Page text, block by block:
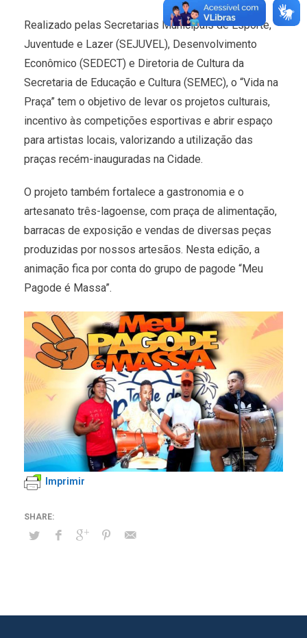
Realizado pelas Secretarias Municipais de Esporte,
Juventude e Lazer (SEJUVEL), Desenvolvimento
Econômico (SEDECT) e Diretoria de Cultura da
Secretaria de Educação e Cultura (SEMEC), o “Vida na
Praça” tem o objetivo de levar os projetos culturais,
incentivo às competições esportivas e abrir espaço
para artistas locais, valorizando a utilização das
praças recém-inauguradas na Cidade.
O projeto também fortalece a gastronomia e o
artesanato três-lagoense, com praça de alimentação,
barracas de exposição e vendas de diversas peças
produzidas por nossos artesãos. Nesta edição, a
animação fica por conta do grupo de pagode “Meu
Pagode é Massa”.
Imprimir